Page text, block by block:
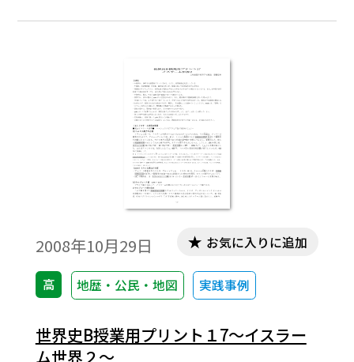
のを配して、興味関心を喚起することに努
2008年10月29日
高 地歴・公民・地図 実践事例
お気に入りに追加
世界史B授業用プリント１7～イスラー
ム世界２～